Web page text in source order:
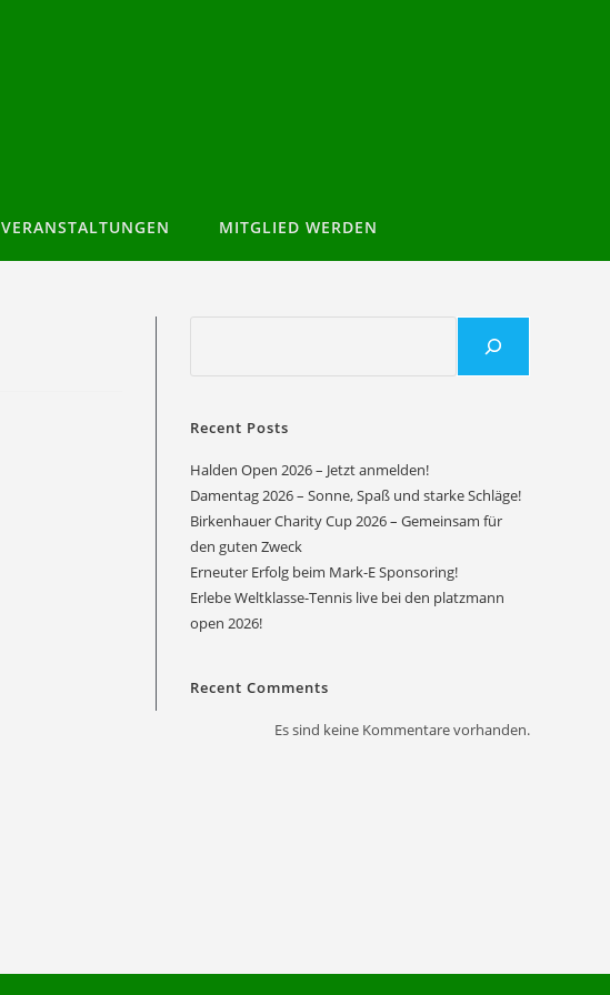
VERANSTALTUNGEN MITGLIED WERDEN
Office 365
Recent Posts
Halden Open 2026 – Jetzt anmelden!
Damentag 2026 – Sonne, Spaß und starke Schläge!
Birkenhauer Charity Cup 2026 – Gemeinsam für
den guten Zweck
Erneuter Erfolg beim Mark-E Sponsoring!
Erlebe Weltklasse-Tennis live bei den platzmann
open 2026!
Recent Comments
Es sind keine Kommentare vorhanden.